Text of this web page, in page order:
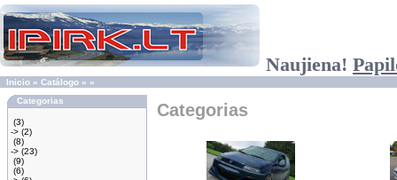
Naujiena!
Inicio » Catálogo » »
Categorias
(3)
-> (2)
(8)
-> (23)
(9)
(6)
Categorias